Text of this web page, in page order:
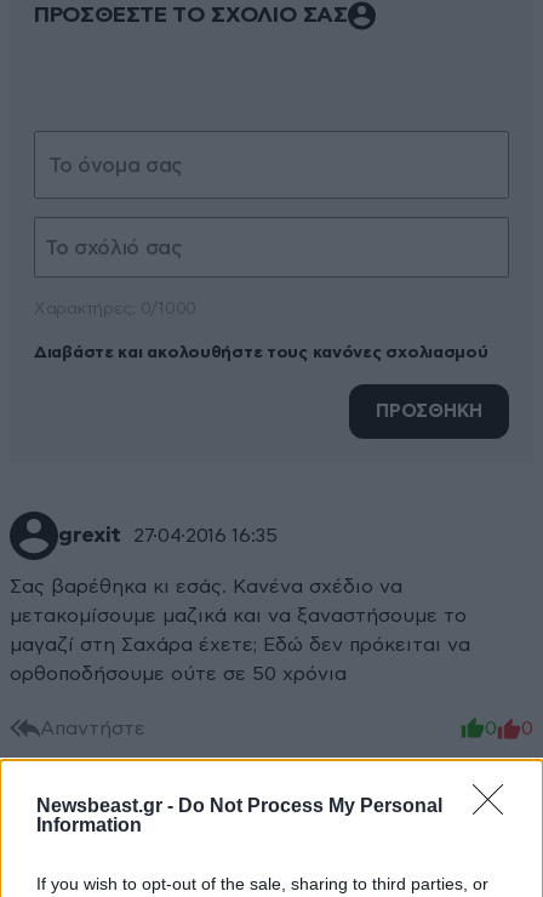
Newsbeast.gr - Do Not Process My Personal
Information
If you wish to opt-out of the sale, sharing to third parties, or
ΠΡΟΣΘΕΣΤΕ ΤΟ ΣΧΟΛΙΟ ΣΑΣ
Διαβάστε και ακολουθήστε τους κανόνες σχολιασμού
ΠΡΟΣΘΗΚΗ
grexit 27·04·2016 16:35
Σας βαρέθηκα κι εσάς. Κανένα σχέδιο να
μετακομίσουμε μαζικά και να ξαναστήσουμε το
μαγαζί στη Σαχάρα έχετε; Εδώ δεν πρόκειται να
ορθοποδήσουμε ούτε σε 50 χρόνια
Απαντήστε 0 0